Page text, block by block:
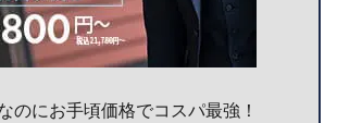
のにお手頃価格でコスパ最強！